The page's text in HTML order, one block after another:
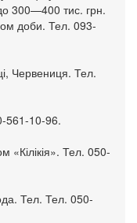
300—400 тис. грн.
доби. Тел. 093-
Червениця. Тел.
561-10-96.
«Кілікія». Тел. 050-
Тел. Тел. 050-